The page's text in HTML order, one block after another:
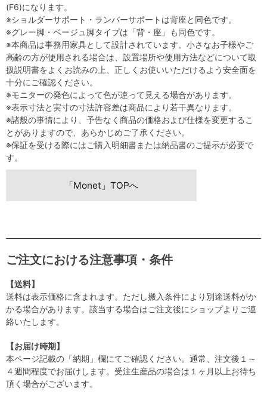
(F6)になります。
※ショルダーサポート・ランバーサポートは背座と同色です。
※グレー脚・ベージュ脚タイプは「背・座」も同色です。
※本商品は事務用家具として設計されています。小さなお子様やご
高齢の方が使用される場合は、設置場所や使用方法などについて取
扱説明書をよくお読みの上、正しくお使いいただけるよう安全面を
十分にご確認ください。
※モニターの発色によって色が違って見える場合があります。
※表示寸法と実寸の寸法許容差は商品により若干異なります。
※諸般の事情により、予告なく商品の価格および仕様を変更するこ
とがありますので、あらかじめご了承ください。
※保証を受ける際にはご購入明細書または納品書のご提示が必要で
す。
「Monet」TOPへ
ご注文における注意事項・条件
【送料】
送料は表示価格に含まれます。ただし搬入条件により別途送料がか
かる場合があります。該当する場合はご注文後にショップよりご連
絡いたします。
【お届け時期】
本ページ記載の「納期」欄にてご確認ください。通常、注文後１～
４週間程度でお届けします。受注生産品の場合は１ヶ月以上お待ち
頂く場合がございます。